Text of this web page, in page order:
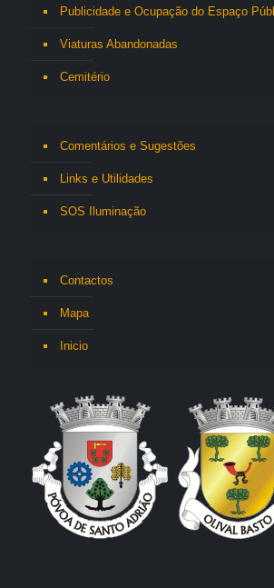
Publicidade e Ocupação do Espaço
Viaturas Abandonadas
Cemitério
Comentários e Sugestões
Links e Utilidades
SOS Iluminação
Contactos
Mapa
Inicio